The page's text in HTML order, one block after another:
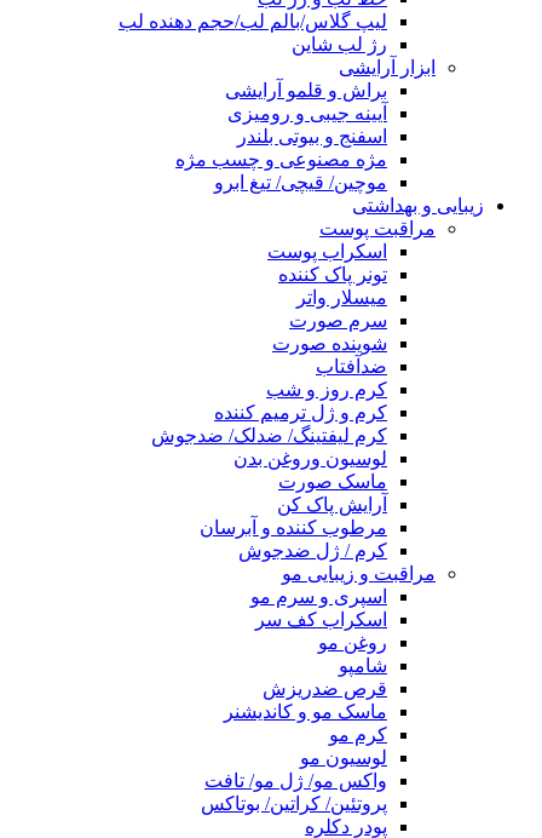
لیپ گلاس/بالم لب/حجم دهنده لب
رژ لب شاین
ابزار آرایشی
براش و قلمو آرایشی
آیینه جیبی و رومیزی
اسفنج و بیوتی بلندر
مژه مصنوعی و چسب مژه
موچین/ قیچی/ تیغ ابرو
زیبایی و بهداشتی
مراقبت پوست
اسکراب پوست
تونر پاک کننده
میسلار واتر
سرم صورت
شوینده صورت
ضدآفتاب
کرم روز و شب
کرم و ژل ترمیم کننده
کرم لیفتینگ/ ضدلک/ ضدجوش
لوسیون وروغن بدن
ماسک صورت
آرایش پاک کن
مرطوب کننده و آبرسان
کرم / ژل ضدجوش
مراقبت و زیبایی مو
اسپری و سرم مو
اسکراب کف سر
روغن مو
شامپو
قرص ضدریزش
ماسک مو و کاندیشنر
کرم مو
لوسیون مو
واکس مو/ ژل مو/ تافت
پروتئین/ کراتین/ بوتاکس
پودر دکلره